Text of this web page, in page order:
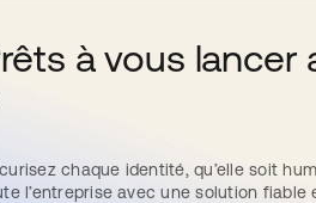
à vous lancer
chaque identité, qu’elle soit
l’entreprise avec une solution fiable